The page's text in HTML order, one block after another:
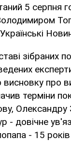
5 серпня
зібраних
висновку про
терміни
Олександру
- довічне
- 15